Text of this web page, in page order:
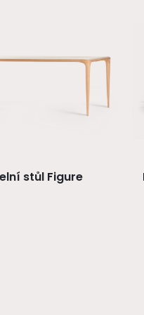
stůl Figure